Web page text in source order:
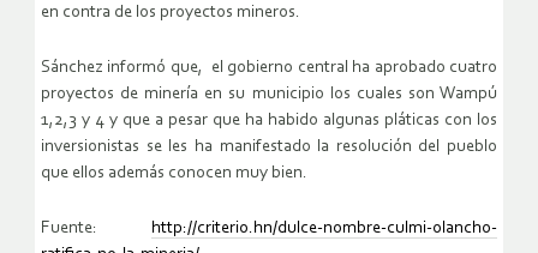
en contra de los proyectos mineros.
Sánchez informó que, el gobierno central ha aprobado cuatro
proyectos de minería en su municipio los cuales son Wampú
1,2,3 y 4 y que a pesar que ha habido algunas pláticas con los
inversionistas se les ha manifestado la resolución del pueblo
que ellos además conocen muy bien.
Fuente: http://criterio.hn/dulce-nombre-culmi-olancho-